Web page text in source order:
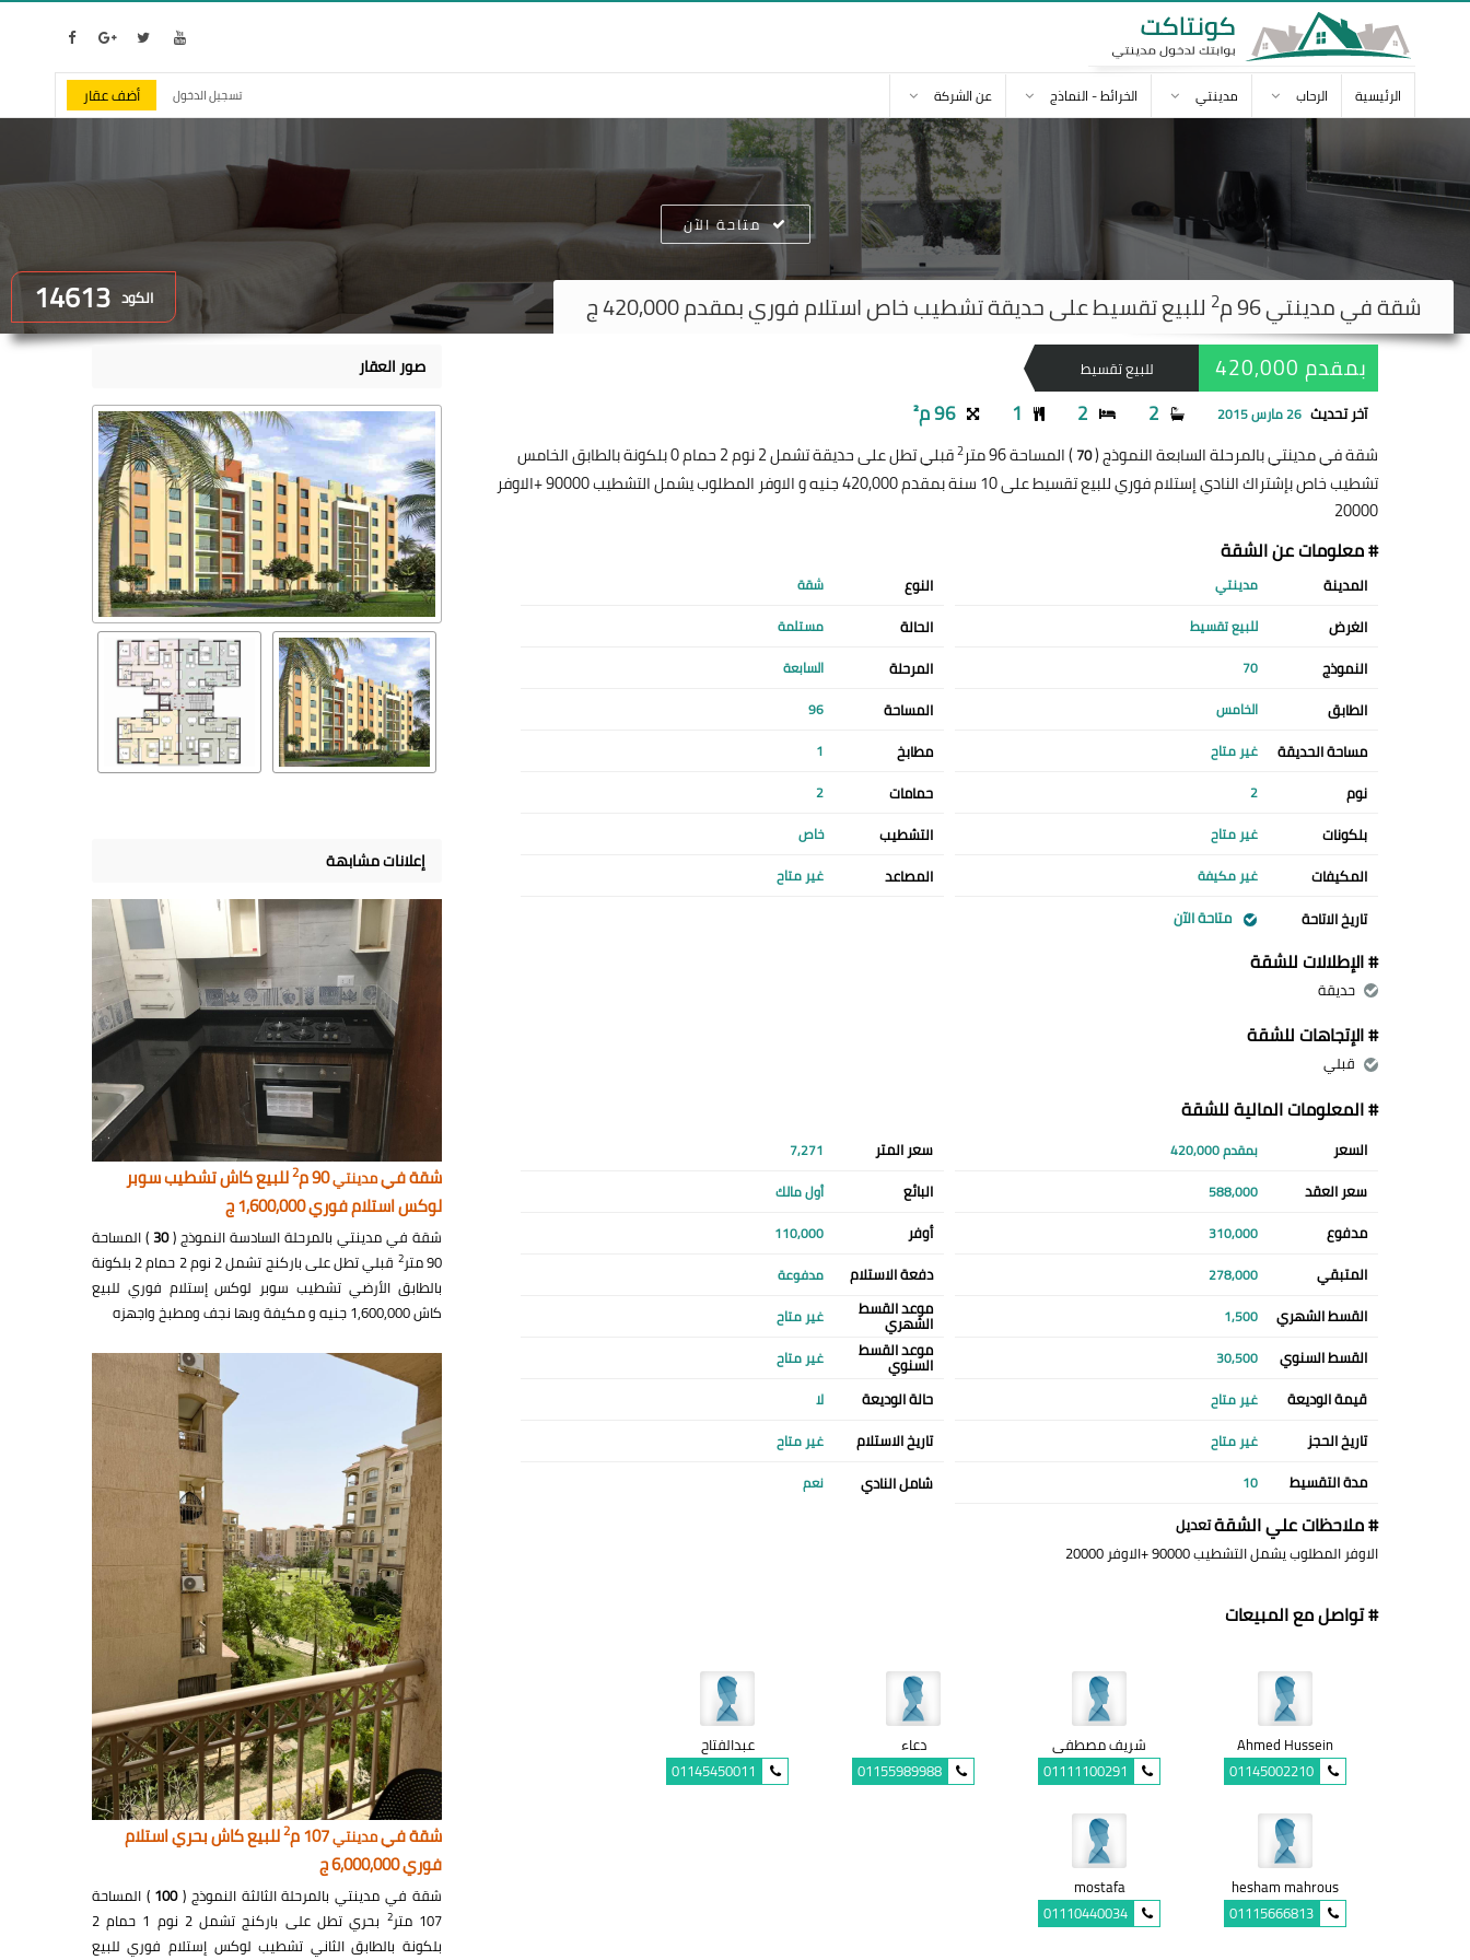
الرئيسية الرحاب مدينتي الخرائط - النماذج عن الشركة تسجيل الدخول أضف عقار
الكود 14613 شقة فيمدينتي 2 للبيع تقسيط على حديقة تشطيب خاص استلام فوري بمقدم 420,000 ج
متاحة الآن
للبيع تقسيط بمقدم 420,000
آخر تحديث 26 مارس 2015 2
2
1 96 م²
شقة في مدينتي بالمرحلة السابعة النموذج (70) المساحة 96 متر 2
قبلي تطل على حديقة تشمل 2 نوم 2 حمام 0 بلكونة بالطابق الخامس
تشطيب خاص بإشتراك النادي إستلام فوري للبيع تقسيط على 10 سنة بمقدم 420,000 جنيه و الاوفر المطلوب يشمل التشطيب 90000 +الاوفر
20000
# معلومات عن الشقة
المدينة مدينتي النوع شقة
الغرض للبيع تقسيط الحالة مستلمة
النموذج 70 المرحلة السابعة
الطابق الخامس المساحة 96
مساحة الحديقة غير متاح مطابخ 1
نوم 2 حمامات 2
بلكونات غير متاح التشطيب خاص
المكيفات غير مكيفة المصاعد غير متاح
تاريخ الاتاحة متاحة الآن
# الإطلالات للشقة
حديقة
# الإتجاهات للشقة
قبلي
# المعلومات المالية للشقة
السعر بمقدم 420,000 سعر المتر 7,271
سعر العقد 588,000 البائع أول مالك
مدفوع 310,000 أوفر 110,000
المتبقي 278,000 دفعة الاستلام مدفوعة
القسط الشهري 1,500 موعد القسط
الشهري غير متاح
القسط السنوي 30,500 موعد القسط
السنوي غير متاح
قيمة الوديعة غير متاح حالة الوديعة لا
تاريخ الحجز غير متاح تاريخ الاستلام غير متاح
مدة التقسيط 10 شامل النادي نعم
# ملاحظات علي الشقةتعديل
الاوفر المطلوب يشمل التشطيب 90000 +الاوفر 20000
# تواصل مع المبيعات
Ahmed Hussein
01145002210
شريف مصطفى
01111100291
دعاء
01155989988
عبدالفتاح
01145450011
hesham mahrous
01115666813
mostafa
01110440034
صور العقار
إعلانات مشابهة
شقة فيمدينتي90 م 2للبيع كاش تشطيب سوبر
لوكس استلام فوري 1,600,000 ج
شقة في مدينتي بالمرحلة السادسة النموذج (30) المساحة
90 متر
2
قبلي تطل على باركنج تشمل 2 نوم 2 حمام 2 بلكونة
بالطابق الأرضي تشطيب سوبر لوكس إستلام فوري للبيع
كاش 1,600,000 جنيه و مكيفة وبها نجف ومطبخ واجهزه
شقة فيمدينتي107 م 2للبيع كاش بحري استلام
فوري 6,000,000 ج
شقة في مدينتي بالمرحلة الثالثة النموذج (100 ) المساحة
107 متر
2
بحري تطل على باركنج تشمل 2 نوم 1 حمام 2
بلكونة بالطابق الثاني تشطيب لوكس إستلام فوري للبيع